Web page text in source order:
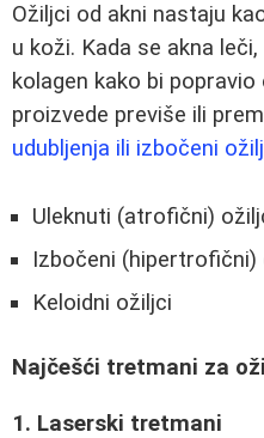
Ožiljci od akni nastaju
u koži. Kada se akna
kolagen kako bi
proizvede previše ili
udubljenja ili izbočeni
Uleknuti (atrofični)
Izbočeni (hipertrofični)
Keloidni ožiljci
Najčešći tretmani za
1. Laserski tretmani